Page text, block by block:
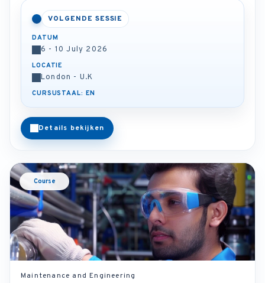
VOLGENDE SESSIE
DATUM
6 - 10 July 2026
LOCATIE
London - U.K
CURSUSTAAL: EN
Details bekijken
Course
Maintenance and Engineering